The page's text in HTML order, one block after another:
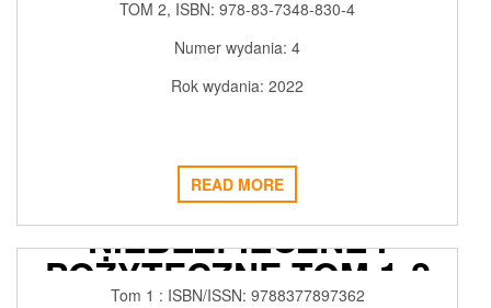
TOM 2, ISBN: 978-83-7348-830-4
Numer wydania: 4
Rok wydania: 2022
READ MORE
SUBSTANCJE GROŹNE
NIEBEZPIECZNE I
POŻYTECZNE TOM 1-2
Tom 1 : ISBN/ISSN: 9788377897362